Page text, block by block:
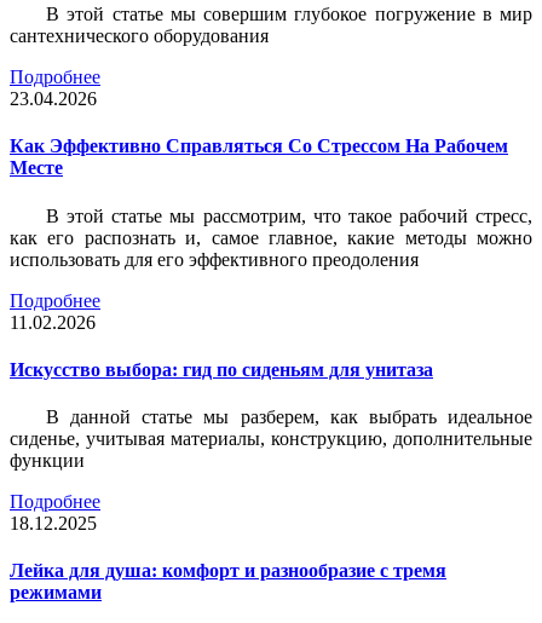
В этой статье мы совершим глубокое погружение в мир
сантехнического оборудования
Подробнее
23.04.2026
Как Эффективно Справляться Со Стрессом На Рабочем
Месте
В этой статье мы рассмотрим, что такое рабочий стресс,
как его распознать и, самое главное, какие методы можно
использовать для его эффективного преодоления
Подробнее
11.02.2026
Искусство выбора: гид по сиденьям для унитаза
В данной статье мы разберем, как выбрать идеальное
сиденье, учитывая материалы, конструкцию, дополнительные
функции
Подробнее
18.12.2025
Лейка для душа: комфорт и разнообразие с тремя
режимами